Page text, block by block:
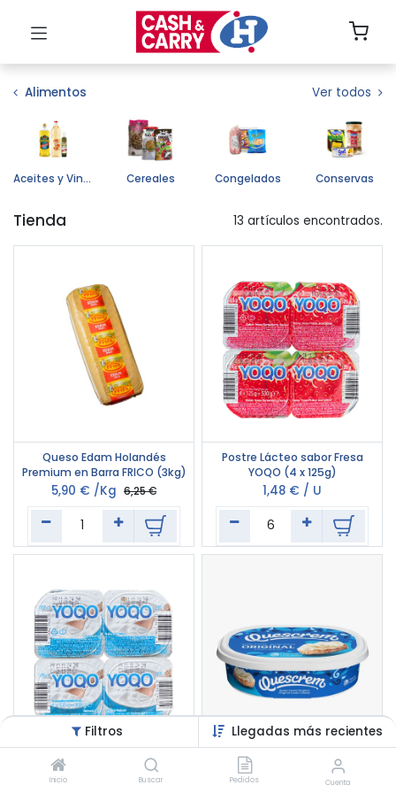
Filtros Llegadas más recientes
Inicio Buscar Pedidos Cuenta
Alimentos Ver todos
Aceites y Vinagres Cereales Congelados Conservas
Tienda 13 artículos encontrados.
Queso Edam Holandés
Premium en Barra FRICO (3kg)
5,90 € /Kg 6,25€
Postre Lácteo sabor Fresa
YOQO (4 x 125g)
1,48 € / U
Postre Lácteo sabor Natural
S/Azúcar YOQO (4 x 125g)
Queso Crema Natural
QUESCREM (200g)